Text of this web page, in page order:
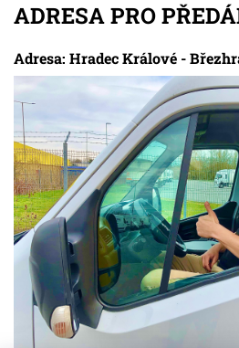
ADRESA PRO
Adresa: Hradec Králové -